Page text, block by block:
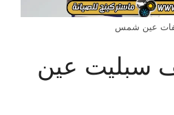
عين شمس
سبليت عين